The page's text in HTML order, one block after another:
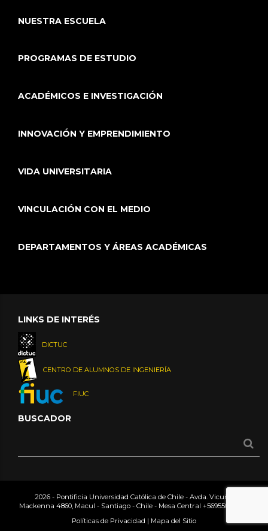
NUESTRA ESCUELA
PROGRAMAS DE ESTUDIO
ACADÉMICOS E INVESTIGACIÓN
INNOVACIÓN Y EMPRENDIMIENTO
VIDA UNIVERSITARIA
VINCULACIÓN CON EL MEDIO
DEPARTAMENTOS Y ÁREAS ACADÉMICAS
LINKS DE INTERÉS
DICTUC
CENTRO DE ALUMNOS DE INGENIERÍA
FIUC
BUSCADOR
2026 - Pontificia Universidad Católica de Chile - Avda. Vicuña
Mackenna 4860, Macul - Santiago - Chile - Mesa Central +56955042000
Políticas de Privacidad | Mapa del Sitio